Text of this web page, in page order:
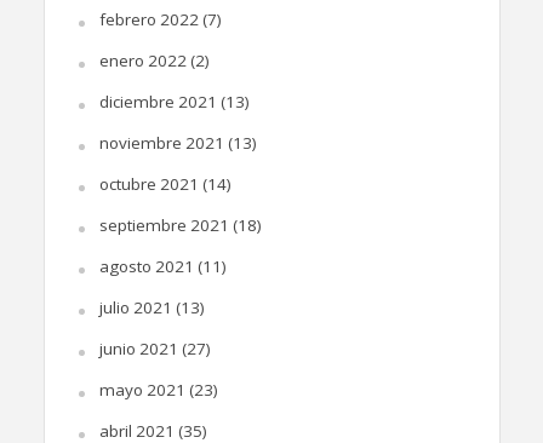
febrero 2022(7)
enero 2022(2)
diciembre 2021 (13)
noviembre 2021 (13)
octubre 2021 (14)
septiembre 2021 (18)
agosto 2021 (11)
julio 2021 (13)
junio 2021 (27)
mayo 2021 (23)
abril 2021 (35)